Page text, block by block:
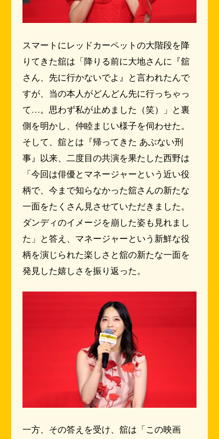
スマートにレッドカーペットの大階段を降
りてきた舘は「降りる前に大地さんに『舘
さん、先に行かないでよ』と言われたんで
すが、当の本人がどんどん先に行っちゃっ
て…。思わず私が止めました（笑）」と裏
側を明かし、仲睦まじい様子を伺わせた。
そして、舘とは『帰ってきた あぶない刑
事』以来、二度目の共演を果たした西野は
「今回は俳優とマネージャーという近い役
柄で、今まで知らなかった舘さんの新たな
一面をたくさん見させていただきました。
ダンディのイメージを崩した姿も見れまし
た」と答え、マネージャーという新鮮な役
柄を演じられた楽しさと舘の新たな一面を
発見した嬉しさを振り返った。
一方、その答えを受け、舘は「この映画